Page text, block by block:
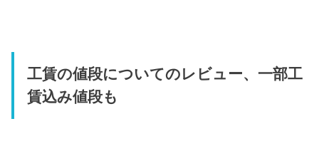
工賃の値段についてのレビュー、一部工
賃込み値段も